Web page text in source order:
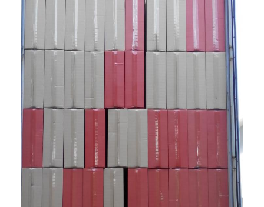
Baterai isi ulang NIMH
Baterai Isi Ulang NiCd
Pengisi Daya Baterai LCD
Paket Baterai Nimh
Kemasan Baterai Bagus
Paket Baterai Lithium Ion
Baterai Senter Isi Ulang
darurat pencahayaan baterai